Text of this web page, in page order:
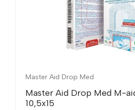
Master Aid Drop Med
Master Aid Drop Med M-
10,5x15